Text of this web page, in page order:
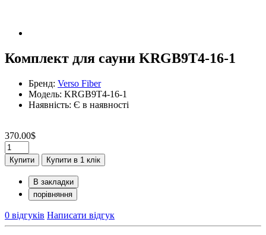
Комплект для сауни KRGB9T4-16-1
Бренд: Verso Fiber
Модель: KRGB9T4-16-1
Наявність: Є в наявності
370.00$
Купити Купити в 1 клік
В закладки
порівняння
0 відгуків Написати відгук